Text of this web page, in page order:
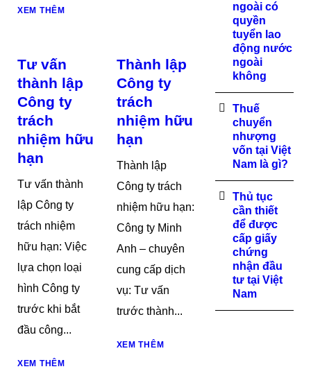
XEM THÊM
Tư vấn
thành lập
Công ty
trách
nhiệm hữu
hạn
Tư vấn thành
lập Công ty
trách nhiệm
hữu hạn: Việc
lựa chọn loại
hình Công ty
trước khi bắt
đầu công...
XEM THÊM
Thành lập
Công ty
trách
nhiệm hữu
hạn
Thành lập
Công ty trách
nhiệm hữu hạn:
Công ty Minh
Anh – chuyên
cung cấp dịch
vụ: Tư vấn
trước thành...
XEM THÊM
ngoài có
quyền
tuyển lao
động nước
ngoài
không
Thuế
chuyển
nhượng
vốn tại Việt
Nam là gì?
Thủ tục
cần thiết
để được
cấp giấy
chứng
nhận đầu
tư tại Việt
Nam